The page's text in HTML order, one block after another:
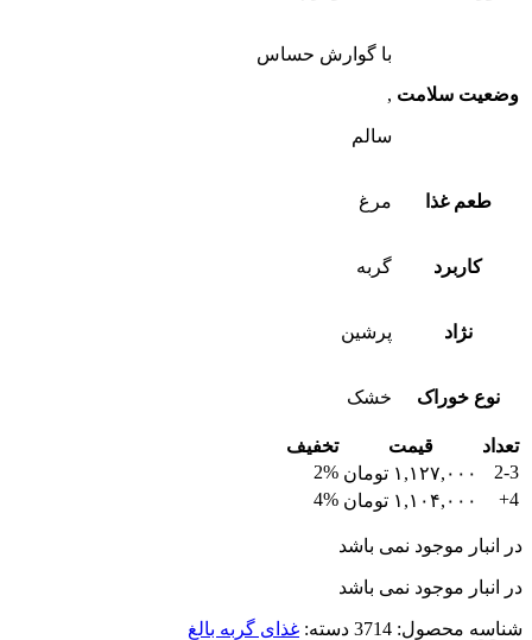
وضعیت سلامت
با گوارش حساس
,
سالم
طعم غذا مرغ
کاربرد گربه
نژاد پرشین
نوع خوراک خشک
تعداد قیمت
تخفیف
2-3
۱,۱۲۷,۰۰۰ تومان 2%
4+
۱,۱۰۴,۰۰۰ تومان 4%
در انبار موجود نمی باشد
در انبار موجود نمی باشد
شناسه محصول: 3714 دسته: غذای گربه بالغ